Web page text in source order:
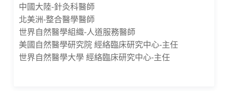
中國大陸-針灸科醫師
北美洲-整合醫學醫師
世界自然醫學組織-人道服務醫師
美國自然醫學研究院 經絡臨床研究中心-主任
世界自然醫學大學 經絡臨床研究中心-主任